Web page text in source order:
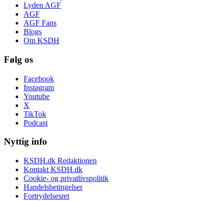
Lyden AGF
AGF
AGF Fans
Blogs
Om KSDH
Følg os
Facebook
Instagram
Youtube
X
TikTok
Podcast
Nyttig info
KSDH.dk Redaktionen
Kontakt KSDH.dk
Cookie- og privatlivspolitik
Handelsbetingelser
Fortrydelsesret